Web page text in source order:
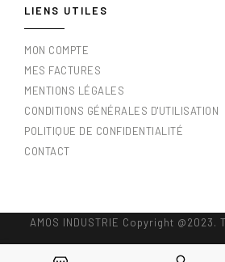
LIENS UTILES
MON COMPTE
MES FACTURES
MENTIONS LÉGALES
CONDITIONS GÉNÉRALES D'UTILISATION
POLITIQUE DE CONFIDENTIALITÉ
CONTACT
AMOS INDUSTRIE Copyright